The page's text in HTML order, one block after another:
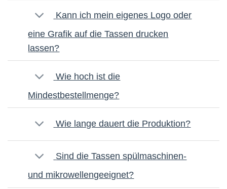
Kann ich mein eigenes Logo oder
eine Grafik auf die Tassen drucken
lassen?
Wie hoch ist die
Mindestbestellmenge?
Wie lange dauert die Produktion?
Sind die Tassen spülmaschinen-
und mikrowellengeeignet?